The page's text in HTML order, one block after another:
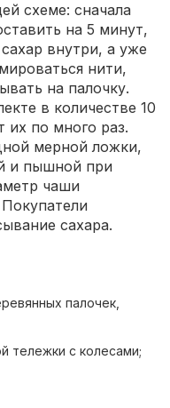
схеме: сначала
на 5 минут,
внутри, а уже
нити,
на палочку.
в количестве 10
их по много раз.
мерной ложки,
и пышной при
чаши
сахара.
палочек,
тележки с колесами;